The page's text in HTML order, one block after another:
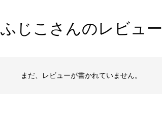
ふじこさんのレビュー
まだ、レビューが書かれていません。